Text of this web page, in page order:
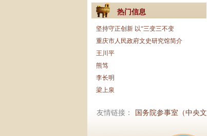
热门信息
坚持守正创新 以“三变三不变
重庆市人民政府文史研究馆简介
王川平
熊笃
李长明
梁上泉
友情链接： 国务院参事室（中央文